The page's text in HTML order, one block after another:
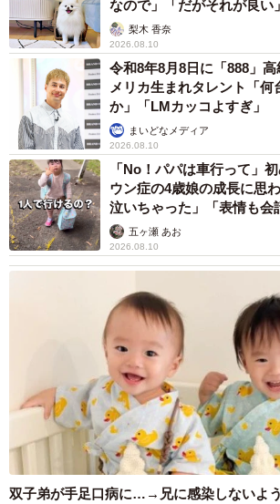
なので」「だがそれが良い
いいね」
梨木 香奈
2026.08.10
令和8年8月8日に「888」
メリカ生まれタレント「
か」「LMカッコよすぎ」
まいどなメディア
2026.08.10
「No！パパは車行って」
ウン症の4歳娘の成長に思
泣いちゃった」「表情も会
五ヶ瀬 あお
2026.08.10
双子弟が手足口病に…→兄に感染しないよ